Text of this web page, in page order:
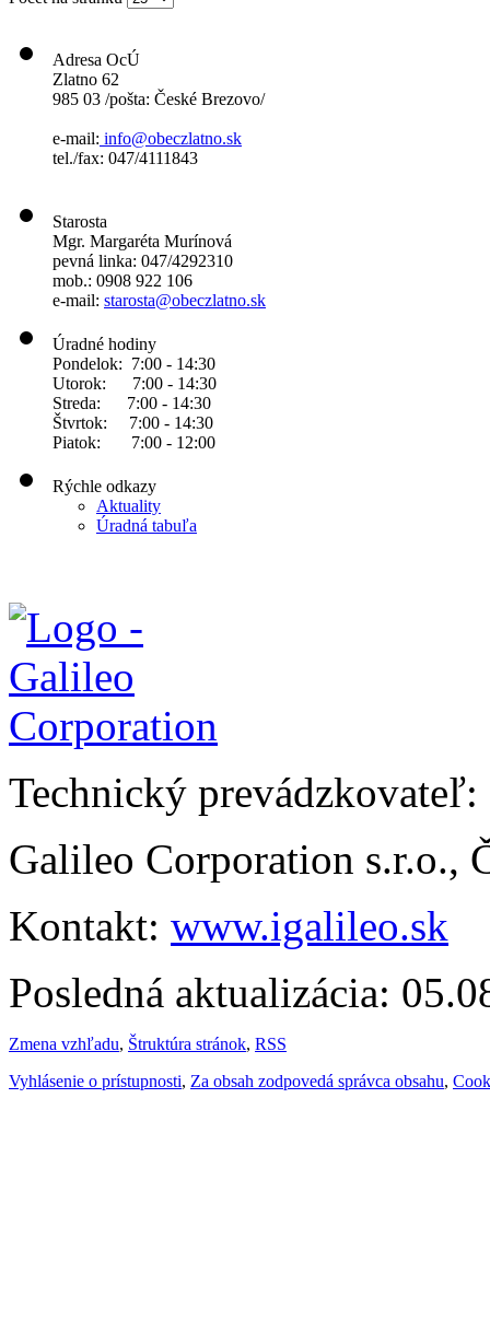
Adresa OcÚ
Zlatno 62
985 03 /pošta: České Brezovo/
e-mail: info@obeczlatno.sk
tel./fax: 047/4111843
Starosta
Mgr. Margaréta Murínová
pevná linka: 047/4292310
mob.: 0908 922 106
e-mail: starosta@obeczlatno.sk
Úradné hodiny
Pondelok: 7:00 - 14:30
Utorok: 7:00 - 14:30
Streda: 7:00 - 14:30
Štvrtok: 7:00 - 14:30
Piatok: 7:00 - 12:00
Rýchle odkazy
Aktuality
Úradná tabuľa
Technický prevádzkovateľ:
Galileo Corporation s.r.o.,
Kontakt: www.igalileo.sk
Posledná aktualizácia:
Zmena vzhľadu, Štruktúra stránok, RSS
Vyhlásenie o prístupnosti, Za obsah zodpovedá správca obsahu,